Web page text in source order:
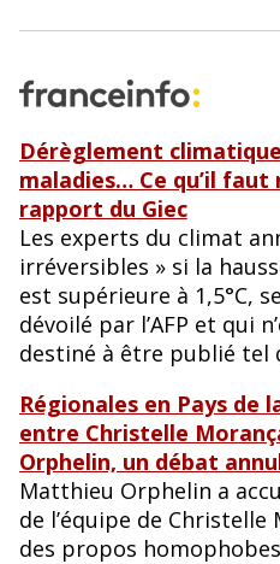
Dérèglement
maladies… Ce qu’il
rapport du Giec
Les experts du climat
irréversibles » si la
est supérieure à 1,5°C,
dévoilé par l’AFP et qui
destiné à être publié tel
Régionales en Pays de
entre Christelle
Orphelin, un débat
Matthieu Orphelin a
de l’équipe de Christelle
des propos